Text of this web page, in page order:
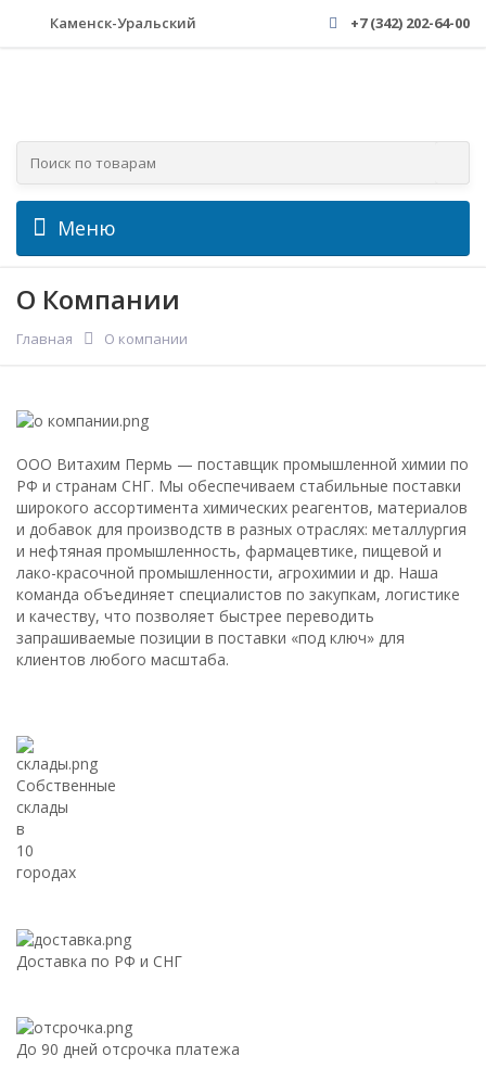
Каменск-Уральский +7 (342) 202-64-00
Меню
О Компании
Главная О компании
ООО Витахим Пермь — поставщик промышленной химии по
РФ и странам СНГ. Мы обеспечиваем стабильные поставки
широкого ассортимента химических реагентов, материалов
и добавок для производств в разных отраслях: металлургия
и нефтяная промышленность, фармацевтике, пищевой и
лако-красочной промышленности, агрохимии и др. Наша
команда объединяет специалистов по закупкам, логистике
и качеству, что позволяет быстрее переводить
запрашиваемые позиции в поставки «под ключ» для
клиентов любого масштаба.
Собственные
склады
в
10
городах
Доставка по РФ и СНГ
До 90 дней отсрочка платежа